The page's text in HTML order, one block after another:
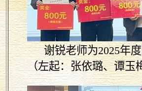
谢锐老师为2025年
（左起：张依璐、谭玉